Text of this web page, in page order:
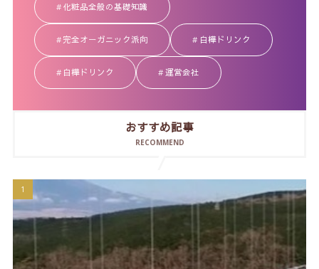
化粧品全般の基礎知識
完全オーガニック派向 白樺ドリンク
白樺ドリンク 運営会社
おすすめ記事
RECOMMEND